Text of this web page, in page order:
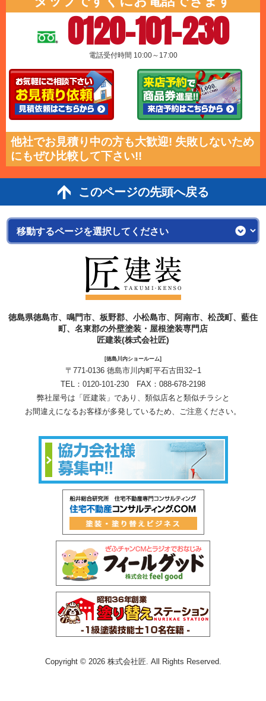
0120-101-230
電話受付時間 10:00～17:00
他社でお見積り中の方も大歓迎! 失敗しないため
にもぜひ比較して下さい!!
このページの先頭へ戻る
徳島県徳島市、鳴門市、板野郡、小松島市、阿南市、松茂町、藍住
町、名東郡の外壁塗装・屋根塗装専門店
匠建装(株式会社匠)
[徳島川内ショールーム]
〒771-0136 徳島市川内町平石古田32−1
TEL： 0120-101-230 FAX：088-678-2198
弊社屋号は「匠建装」であり、類似店名と類似チラシと
お間違えになるお客様が多発しているため、ご注意ください。
Copyright © 2026 株式会社匠. All Rights Reserved.